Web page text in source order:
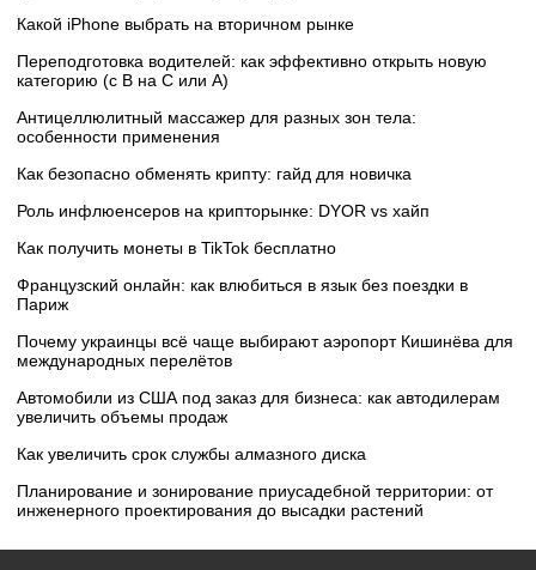
Какой iPhone выбрать на вторичном рынке
Переподготовка водителей: как эффективно открыть новую
категорию (с B на C или А)
Антицеллюлитный массажер для разных зон тела:
особенности применения
Как безопасно обменять крипту: гайд для новичка
Роль инфлюенсеров на крипторынке: DYOR vs хайп
Как получить монеты в TikTok бесплатно
Французский онлайн: как влюбиться в язык без поездки в
Париж
Почему украинцы всё чаще выбирают аэропорт Кишинёва для
международных перелётов
Автомобили из США под заказ для бизнеса: как автодилерам
увеличить объемы продаж
Как увеличить срок службы алмазного диска
Планирование и зонирование приусадебной территории: от
инженерного проектирования до высадки растений